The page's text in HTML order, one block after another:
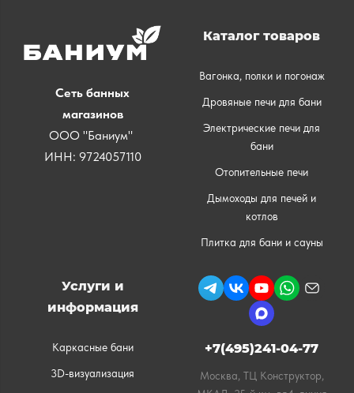
Сеть банных
магазинов
ООО "Баниум"
ИНН: 9724057110
Каталог товаров
Вагонка, полки и погонаж
Дровяные печи для бани
Электрические печи для
бани
Отопительные печи
Дымоходы для печей и
котлов
Плитка для бани и сауны
Услуги и
информация
Каркасные бани
3D-визуализация
+7(495)241-04-77
Москва, ТЦ Конструктор,